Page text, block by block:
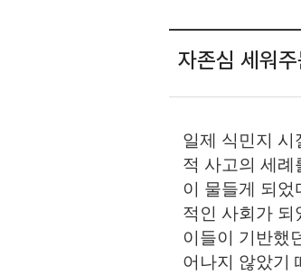
자존심 세워
일제 식민지 시
적 사고의 세례
이 물들게 되었
적인 사회가 되
이들이 기반했
어나지 않았기